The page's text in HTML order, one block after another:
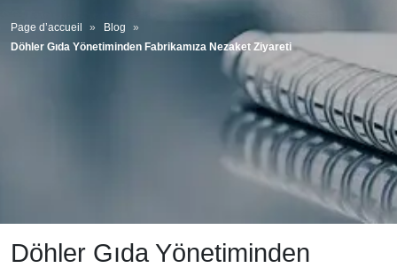
Page d’accueil
Blog
Döhler Gıda Yönetiminden Fabrikamıza Nezaket Ziyareti
Döhler Gıda Yönetiminden